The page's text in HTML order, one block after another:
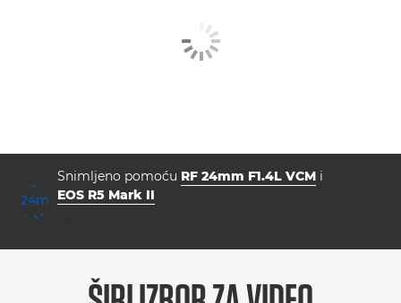
Snimljeno pomoću RF 24mm F1.4L VCMi
EOS R5 Mark II